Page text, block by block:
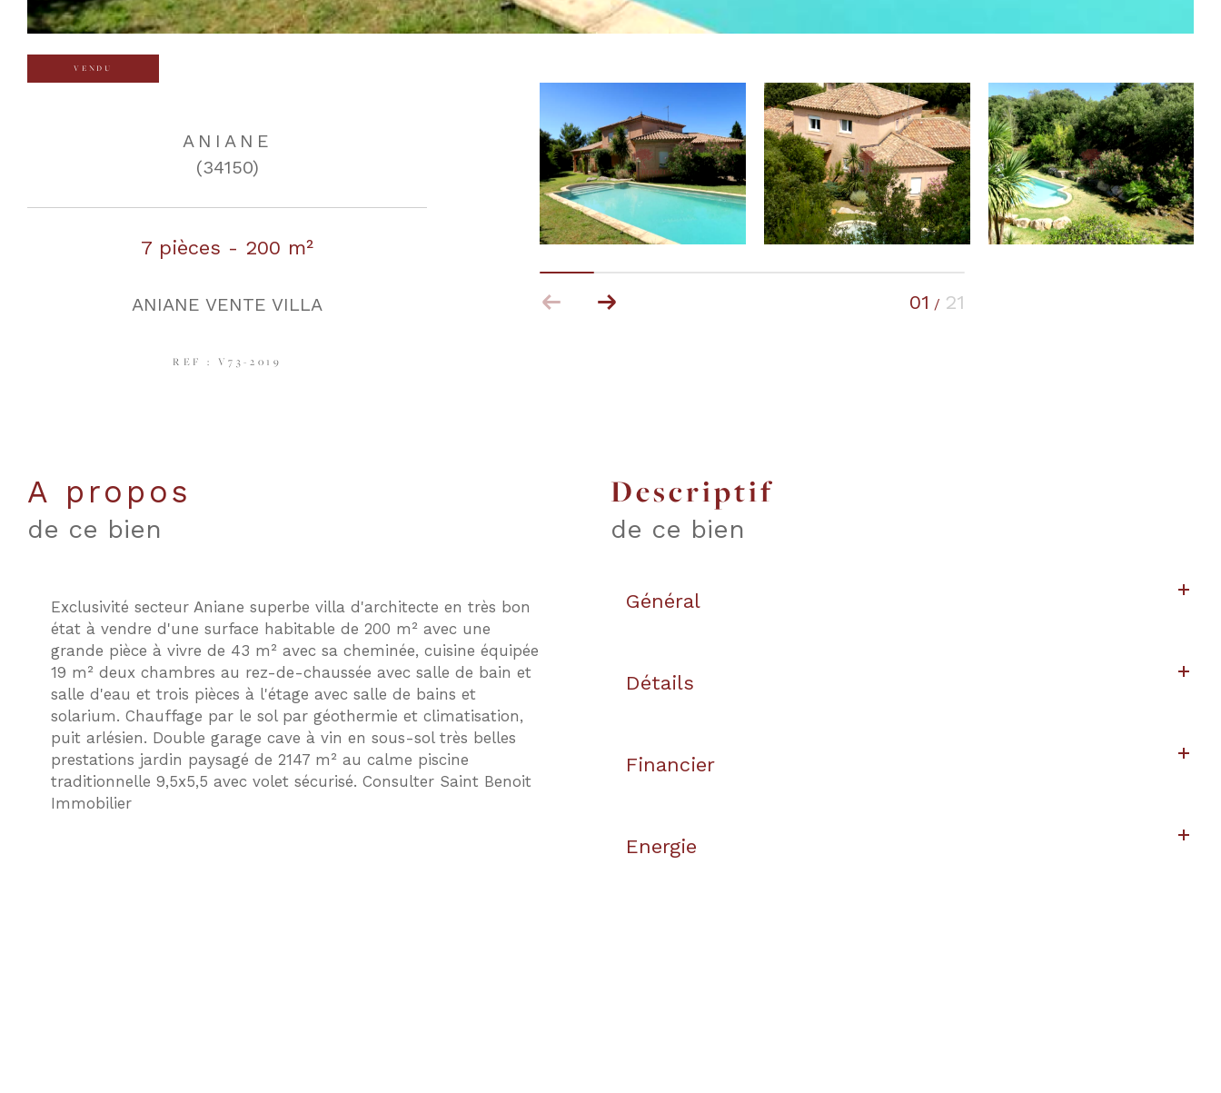
VENDU
01 / 21
ANIANE
(34150)
7 pièces - 200 m²
ANIANE VENTE VILLA
REF : V73-2019
a propos
de ce bien
Exclusivité secteur Aniane superbe villa d'architecte en très bon
état à vendre d'une surface habitable de 200 m² avec une
grande pièce à vivre de 43 m² avec sa cheminée, cuisine équipée
19 m² deux chambres au rez-de-chaussée avec salle de bain et
salle d'eau et trois pièces à l'étage avec salle de bains et
solarium. Chauffage par le sol par géothermie et climatisation,
puit arlésien. Double garage cave à vin en sous-sol très belles
prestations jardin paysagé de 2147 m² au calme piscine
traditionnelle 9,5x5,5 avec volet sécurisé. Consulter Saint Benoit
Immobilier
descriptif
de ce bien
Général
Détails
Financier
Energie